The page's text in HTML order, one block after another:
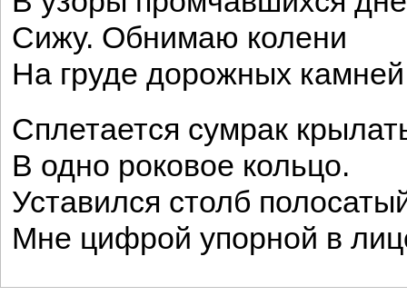
Сижу. Обнимаю колени
На груде дорожных
Сплетается сумрак
В одно роковое кольцо.
Уставился столб
Мне цифрой упорной в